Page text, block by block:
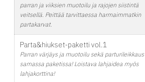
parran ja viiksien muotoilu ja rajojen siistintä
veitsellä. Peittää tarvittaessa harmaimmatkin
partakarvat.
Parta&hiukset-paketti vol.1
Parran värjäys ja muotoilu sekä parturileikkaus
samassa paketissa! Loistava lahjaidea myös
lahjakorttina!